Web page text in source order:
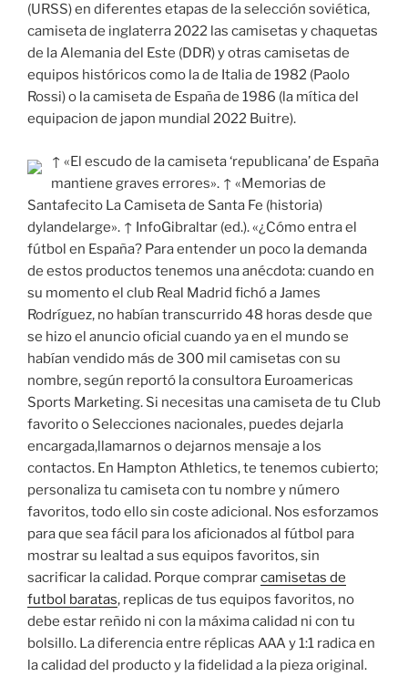
(URSS) en diferentes etapas de la selección soviética,
camiseta de inglaterra 2022 las camisetas y chaquetas
de la Alemania del Este (DDR) y otras camisetas de
equipos históricos como la de Italia de 1982 (Paolo
Rossi) o la camiseta de España de 1986 (la mítica del
equipacion de japon mundial 2022 Buitre).
↑ «El escudo de la camiseta ‘republicana’ de España
mantiene graves errores». ↑ «Memorias de
Santafecito La Camiseta de Santa Fe (historia)
dylandelarge». ↑ InfoGibraltar (ed.). «¿Cómo entra el
fútbol en España? Para entender un poco la demanda
de estos productos tenemos una anécdota: cuando en
su momento el club Real Madrid fichó a James
Rodríguez, no habían transcurrido 48 horas desde que
se hizo el anuncio oficial cuando ya en el mundo se
habían vendido más de 300 mil camisetas con su
nombre, según reportó la consultora Euroamericas
Sports Marketing. Si necesitas una camiseta de tu Club
favorito o Selecciones nacionales, puedes dejarla
encargada,llamarnos o dejarnos mensaje a los
contactos. En Hampton Athletics, te tenemos cubierto;
personaliza tu camiseta con tu nombre y número
favoritos, todo ello sin coste adicional. Nos esforzamos
para que sea fácil para los aficionados al fútbol para
mostrar su lealtad a sus equipos favoritos, sin
sacrificar la calidad. Porque comprarcamisetas de
futbol baratas, replicas de tus equipos favoritos, no
debe estar reñido ni con la máxima calidad ni con tu
bolsillo. La diferencia entre réplicas AAA y 1:1 radica en
la calidad del producto y la fidelidad a la pieza original.